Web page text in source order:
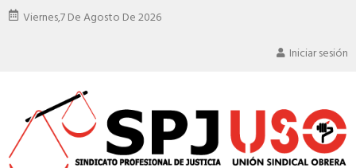
Viernes,7 De Agosto De 2026
Iniciar sesión